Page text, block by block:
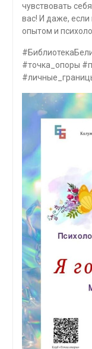
чувствовать
вас! И даже,
опытом и
#точка_опоры